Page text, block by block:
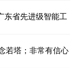
东省先进级智能工
若塔；非常有信心